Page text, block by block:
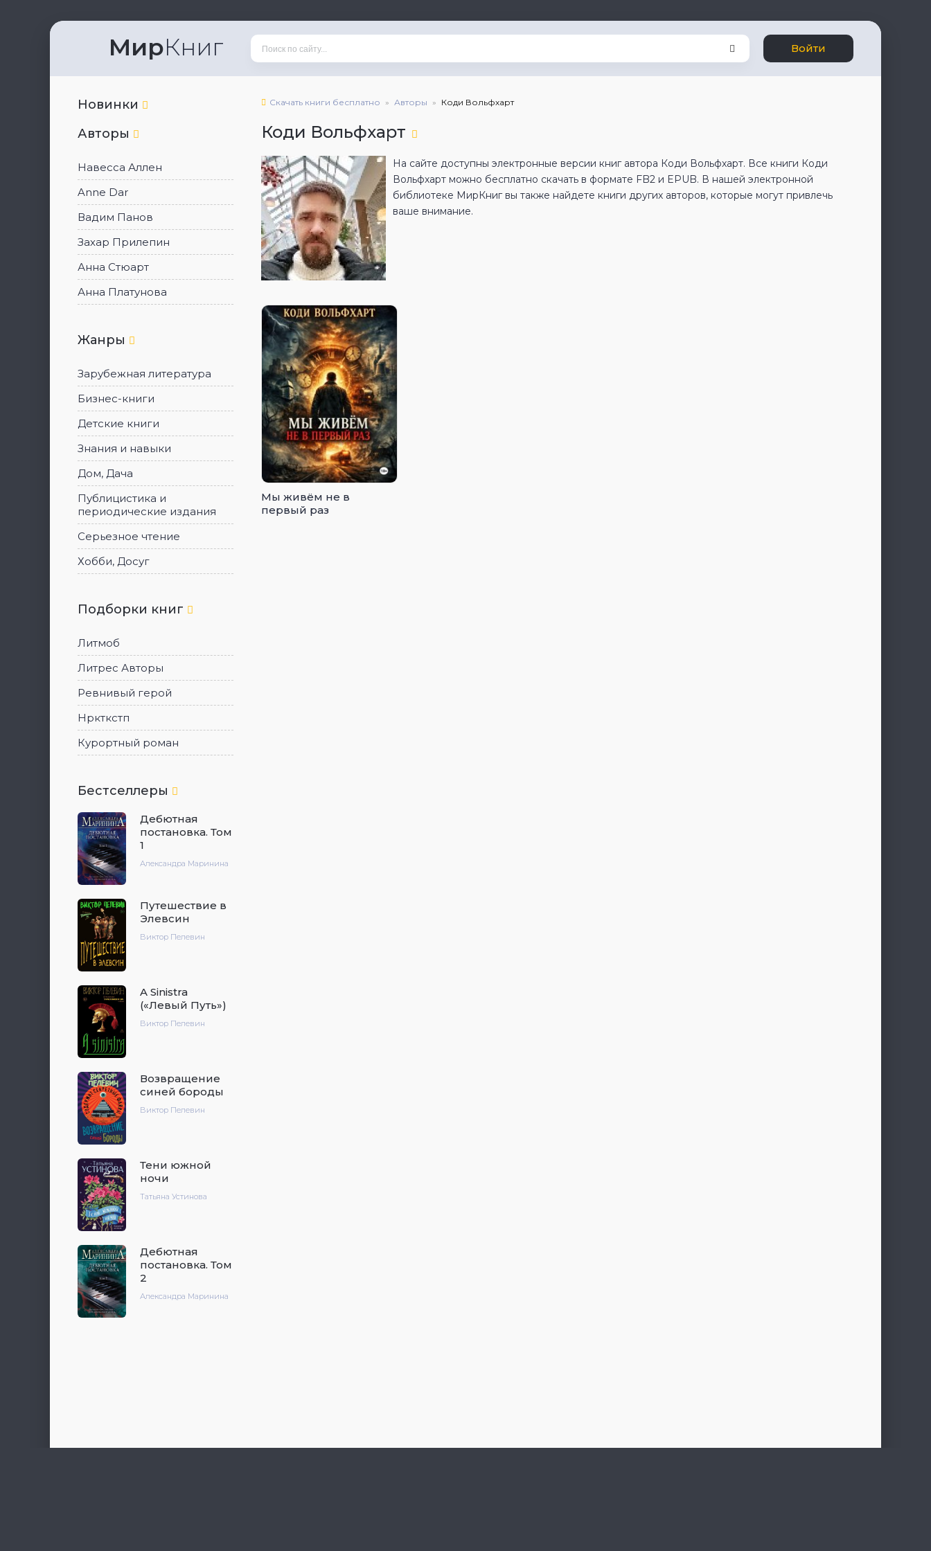
МирКниг Войти
Новинки
Авторы
Навесса Аллен
Anne Dar
Вадим Панов
Захар Прилепин
Анна Стюарт
Анна Платунова
Жанры
Зарубежная литература
Бизнес-книги
Детские книги
Знания и навыки
Дом, Дача
Публицистика и
периодические издания
Серьезное чтение
Хобби, Досуг
Подборки книг
Литмоб
Литрес Авторы
Ревнивый герой
Нркткстп
Курортный роман
Бестселлеры
Дебютная
постановка. Том
1
Александра Маринина
Путешествие в
Элевсин
Виктор Пелевин
A Sinistra
(«Левый Путь»)
Виктор Пелевин
Возвращение
синей бороды
Виктор Пелевин
Тени южной
ночи
Татьяна Устинова
Дебютная
постановка. Том
2
Александра Маринина
Скачать книги бесплатно Авторы Коди Вольфхарт
Коди Вольфхарт
На сайте доступны электронные версии книг автора Коди Вольфхарт. Все книги Коди
Вольфхарт можно бесплатно скачать в формате FB2 и EPUB. В нашей электронной
библиотеке МирКниг вы также найдете книги других авторов, которые могут привлечь
ваше внимание.
Мы живём не в
первый раз